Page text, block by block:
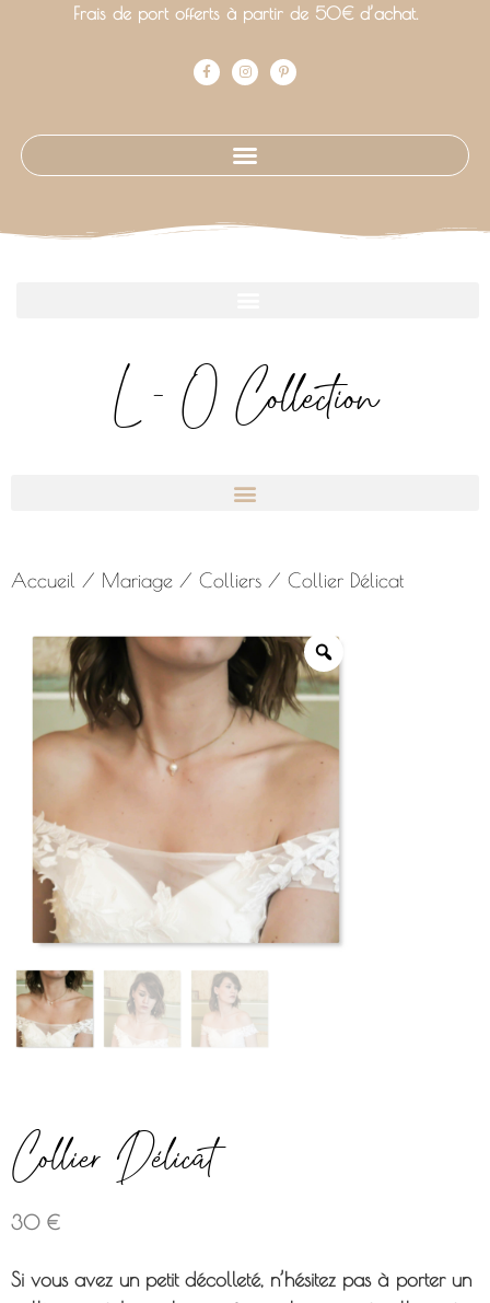
Frais de port offerts à partir de 50€ d’achat.
L - O Collection
Accueil / Mariage / Colliers / Collier Délicat
Collier Délicat
30 €
Si vous avez un petit décolleté, n’hésitez pas à porter un